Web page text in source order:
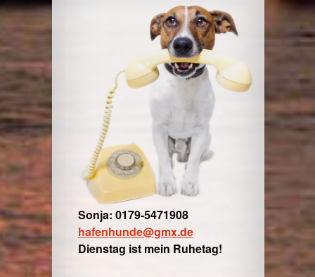
Sonja: 0179-5471908
hafenhunde@gmx.de
Dienstag ist mein Ruhetag!